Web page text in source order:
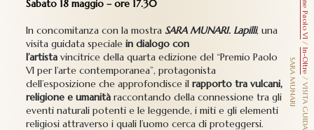
/
In-Oltre
/
S
I
Sabato 18 maggio – ore 17.30
In concomitanza con la mostra SARA MUNARI. Lapilli, una
visita guidata specialein dialogo con
l’artistavincitrice della quarta edizione del “Premio Paolo
VI per l’arte contemporanea”, protagonista
dell’esposizione che approfondisce ilrapporto tra vulcani,
religione e umanità raccontando della connessione tra gli
eventi naturali potenti e le leggende, i miti e gli elementi
religiosi attraverso i quali l’uomo cerca di proteggersi.